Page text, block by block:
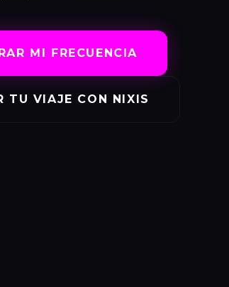
MI FRECUENCIA
TU VIAJE CON NIXIS